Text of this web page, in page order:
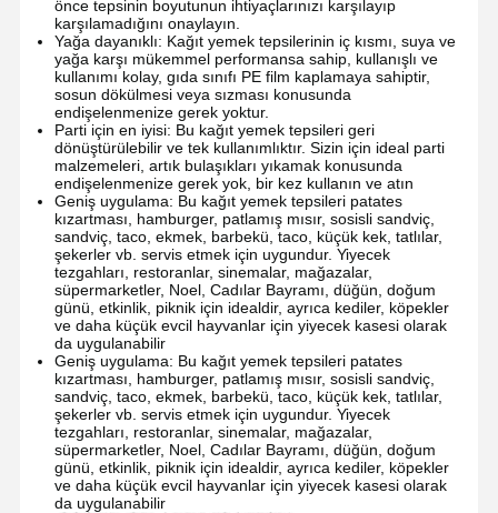
önce tepsinin boyutunun ihtiyaçlarınızı karşılayıp
karşılamadığını onaylayın.
Yağa dayanıklı: Kağıt yemek tepsilerinin iç kısmı, suya ve
yağa karşı mükemmel performansa sahip, kullanışlı ve
kullanımı kolay, gıda sınıfı PE film kaplamaya sahiptir,
sosun dökülmesi veya sızması konusunda
endişelenmenize gerek yoktur.
Parti için en iyisi: Bu kağıt yemek tepsileri geri
dönüştürülebilir ve tek kullanımlıktır. Sizin için ideal parti
malzemeleri, artık bulaşıkları yıkamak konusunda
endişelenmenize gerek yok, bir kez kullanın ve atın
Geniş uygulama: Bu kağıt yemek tepsileri patates
kızartması, hamburger, patlamış mısır, sosisli sandviç,
sandviç, taco, ekmek, barbekü, taco, küçük kek, tatlılar,
şekerler vb. servis etmek için uygundur. Yiyecek
tezgahları, restoranlar, sinemalar, mağazalar,
süpermarketler, Noel, Cadılar Bayramı, düğün, doğum
günü, etkinlik, piknik için idealdir, ayrıca kediler, köpekler
ve daha küçük evcil hayvanlar için yiyecek kasesi olarak
da uygulanabilir
Geniş uygulama: Bu kağıt yemek tepsileri patates
kızartması, hamburger, patlamış mısır, sosisli sandviç,
sandviç, taco, ekmek, barbekü, taco, küçük kek, tatlılar,
şekerler vb. servis etmek için uygundur. Yiyecek
tezgahları, restoranlar, sinemalar, mağazalar,
süpermarketler, Noel, Cadılar Bayramı, düğün, doğum
günü, etkinlik, piknik için idealdir, ayrıca kediler, köpekler
ve daha küçük evcil hayvanlar için yiyecek kasesi olarak
da uygulanabilir